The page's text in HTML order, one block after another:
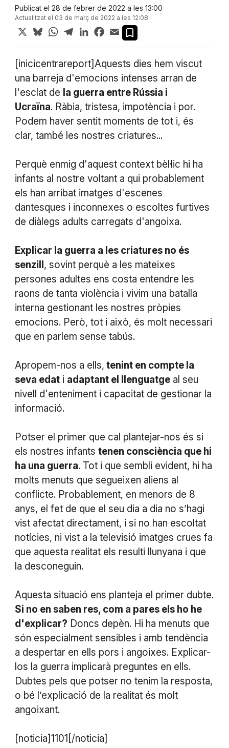
Publicat el 28 de febrer de 2022 a les 13:00
Actualitzat el 03 de març de 2022 a les 12:08
X BlueskyWhatsApp
TelegramLinkedInFacebook
Email
[inicicentrareport]Aquests dies hem viscut
una barreja d'emocions intenses arran de
l'esclat de la guerra entre Rússia i
Ucraïna. Ràbia, tristesa, impotència i por.
Podem haver sentit moments de tot i, és
clar, també les nostres criatures...
Perquè enmig d'aquest context bèl·lic hi ha
infants al nostre voltant a qui probablement
els han arribat imatges d'escenes
dantesques i inconnexes o escoltes furtives
de diàlegs adults carregats d'angoixa.
Explicar la guerra a les criatures no és
senzill , sovint perquè a les mateixes
persones adultes ens costa entendre les
raons de tanta violència i vivim una batalla
interna gestionant les nostres pròpies
emocions. Però, tot i això, és molt necessari
que en parlem sense tabús.
Apropem-nos a ells, tenint en compte la
seva edati adaptant el llenguatgeal seu
nivell d'enteniment i capacitat de gestionar la
informació.
Potser el primer que cal plantejar-nos és si
els nostres infants tenen consciència que hi
ha una guerra. Tot i que sembli evident, hi ha
molts menuts que segueixen aliens al
conflicte. Probablement, en menors de 8
anys, el fet de que el seu dia a dia no s’hagi
vist afectat directament, i si no han escoltat
notícies, ni vist a la televisió imatges crues fa
que aquesta realitat els resulti llunyana i que
la desconeguin.
Aquesta situació ens planteja el primer dubte.
Si no en saben res, com a pares els ho he
d'explicar? Doncs depèn. Hi ha menuts que
són especialment sensibles i amb tendència
a despertar en ells pors i angoixes. Explicar-
los la guerra implicarà preguntes en ells.
Dubtes pels que potser no tenim la resposta,
o bé l’explicació de la realitat és molt
angoixant.
[noticia]1101[/noticia]